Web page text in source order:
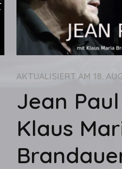
AKTUALISIERT AM 18.
Jean
Klaus